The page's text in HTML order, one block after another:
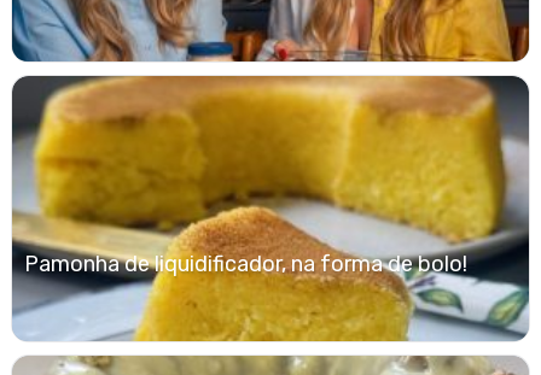
Pamonha de liquidificador, na forma de bolo!